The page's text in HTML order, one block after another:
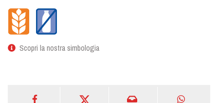
Scopri la nostra simbologia